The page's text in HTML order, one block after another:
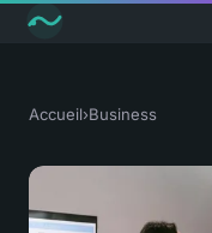
Accueil›Business